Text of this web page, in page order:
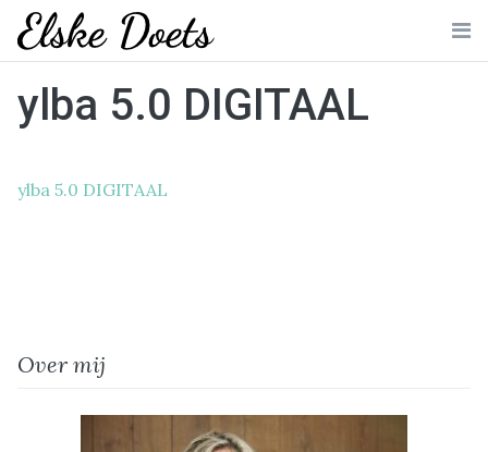
Skip
content
ylba 5.0 DIGITAAL
ylba 5.0 DIGITAAL
Over mij